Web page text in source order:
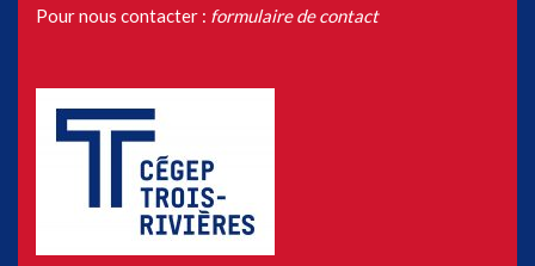
Pour nous contacter : formulaire de contact